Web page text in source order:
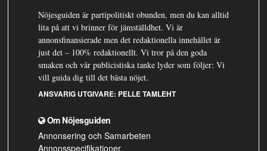
Nöjesguiden är partipolitiskt obunden, men du kan alltid
lita på att vi brinner för jämställdhet. Vi är
annonsfinansierade men det redaktionella innehållet är
just det – 100% redaktionellt. Vi tror på den goda
smaken och vår publicistiska tanke lyder som följer: Vi
vill guida dig till det bästa nöjet.
ANSVARIG UTGIVARE: PELLE TAMLEHT
Om Nöjesguiden
Annonsering och Samarbeten
Annonsspecifikationer